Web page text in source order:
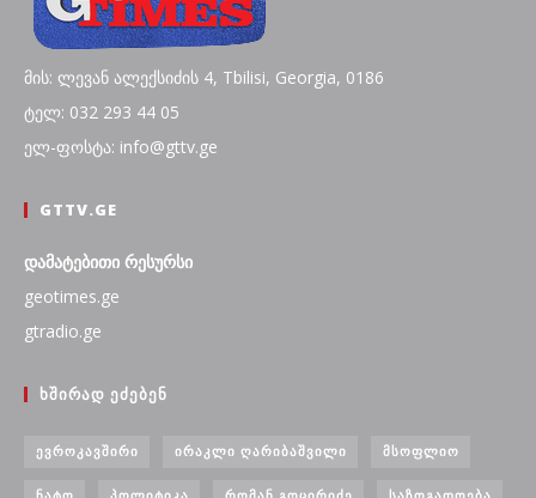
მის: ლევან ალექსიძის 4, Tbilisi, Georgia, 0186
ტელ: 032 293 44 05
ელ-ფოსტა: info@gttv.ge
GTTV.GE
დამატებითი რესურსი
geotimes.ge
gtradio.ge
ᲮᲨᲘᲠᲐᲓ ᲔᲫᲔᲑᲔᲜ
ᲔᲕᲠᲝᲙᲐᲕᲨᲘᲠᲘ ᲘᲠᲐᲙᲚᲘ ᲦᲐᲠᲘᲑᲐᲨᲕᲘᲚᲘ ᲛᲡᲝᲤᲚᲘᲝ